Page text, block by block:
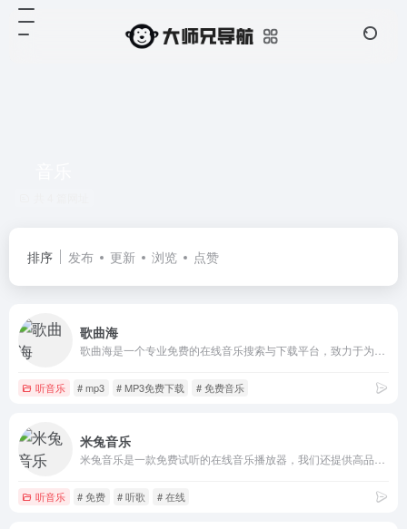
排序 发布 更新 浏览 点赞
歌曲海
听音乐 # mp3 # MP3免费下载 # 免费音乐
米兔音乐
听音乐 # 免费 # 听歌 # 在线